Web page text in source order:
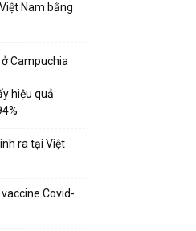
Nam bằng
Campuchia
hiệu quả
ra tại Việt
Covid-